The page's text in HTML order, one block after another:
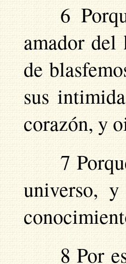
6
amador
de
sus
corazón, y
7
universo,
8 Por